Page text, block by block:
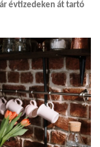
évtizedeken át tartó